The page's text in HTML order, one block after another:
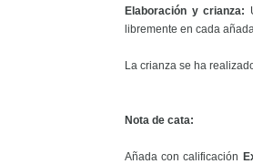
Elaboración y crianza:
libremente en cada
La crianza se ha
Nota de cata:
Añada con calificación